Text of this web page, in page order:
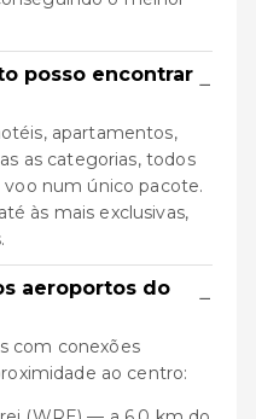
posso encontrar −
apartamentos,
as categorias, todos
num único pacote.
às mais exclusivas,
aeroportos do
−
com conexões
ao centro: